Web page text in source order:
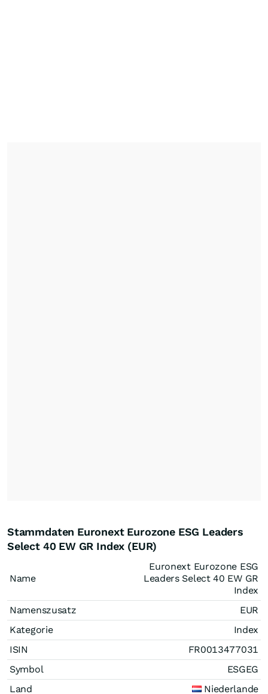
Stammdaten Euronext Eurozone ESG Leaders
Select 40 EW GR Index (EUR)
Name
Euronext Eurozone ESG
Leaders Select 40 EW GR
Index
Namenszusatz
EUR
Kategorie
Index
ISIN
FR0013477031
Symbol
ESGEG
Land
Niederlande